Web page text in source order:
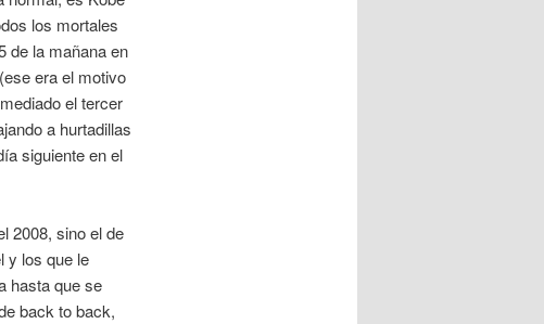
los mortales
de la mañana en
era el motivo
el tercer
a hurtadillas
siguiente en el
2008, sino el de
y los que le
hasta que se
back to back,